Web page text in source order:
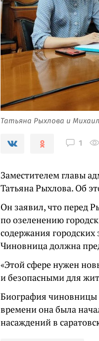
Татьяна Рыхлова и
1
Заместителем главы
Татьяна Рыхлова. Об
Он заявил, что перед
по озеленению
содержания
Чиновница должна
«Этой сфере нужен
и безопасными для
Биография чиновницы
времени она была
насаждений в